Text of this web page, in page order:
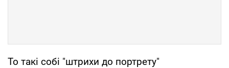
То такі собі "штрихи до портрету"